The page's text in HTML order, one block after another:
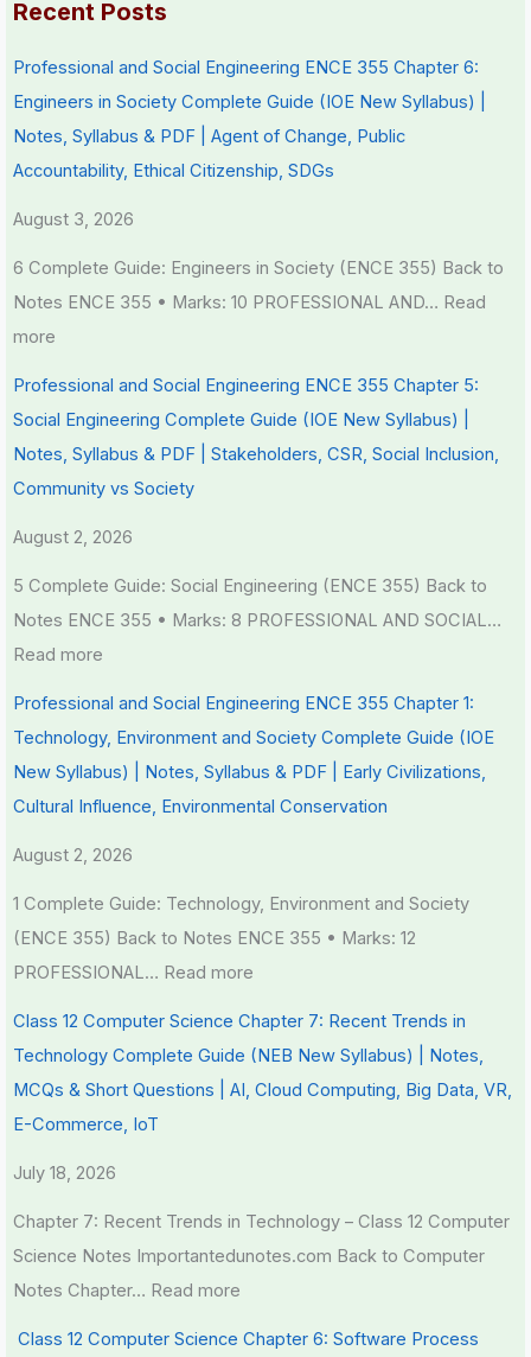
Recent Posts
Professional and Social Engineering ENCE 355 Chapter 6:
Engineers in Society Complete Guide (IOE New Syllabus) |
Notes, Syllabus & PDF | Agent of Change, Public
Accountability, Ethical Citizenship, SDGs
August 3, 2026
6 Complete Guide: Engineers in Society (ENCE 355) Back to
Notes ENCE 355 • Marks: 10 PROFESSIONAL AND… Read
more
Professional and Social Engineering ENCE 355 Chapter 5:
Social Engineering Complete Guide (IOE New Syllabus) |
Notes, Syllabus & PDF | Stakeholders, CSR, Social Inclusion,
Community vs Society
August 2, 2026
5 Complete Guide: Social Engineering (ENCE 355) Back to
Notes ENCE 355 • Marks: 8 PROFESSIONAL AND SOCIAL…
Read more
Professional and Social Engineering ENCE 355 Chapter 1:
Technology, Environment and Society Complete Guide (IOE
New Syllabus) | Notes, Syllabus & PDF | Early Civilizations,
Cultural Influence, Environmental Conservation
August 2, 2026
1 Complete Guide: Technology, Environment and Society
(ENCE 355) Back to Notes ENCE 355 • Marks: 12
PROFESSIONAL… Read more
a
t
i
o
Class 12 Computer Science Chapter 7: Recent Trends in
Technology Complete Guide (NEB New Syllabus) | Notes,
MCQs & Short Questions | AI, Cloud Computing, Big Data, VR,
E-Commerce, IoT
July 18, 2026
Chapter 7: Recent Trends in Technology – Class 12 Computer
Science Notes Importantedunotes.com Back to Computer
Notes Chapter… Read more
Class 12 Computer Science Chapter 6: Software Process